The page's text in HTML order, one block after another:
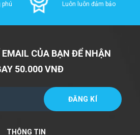
phú Luôn luôn đảm bảo
CỦA BẠN ĐỂ NHẬN
50.000 VNĐ
THÔNG TIN